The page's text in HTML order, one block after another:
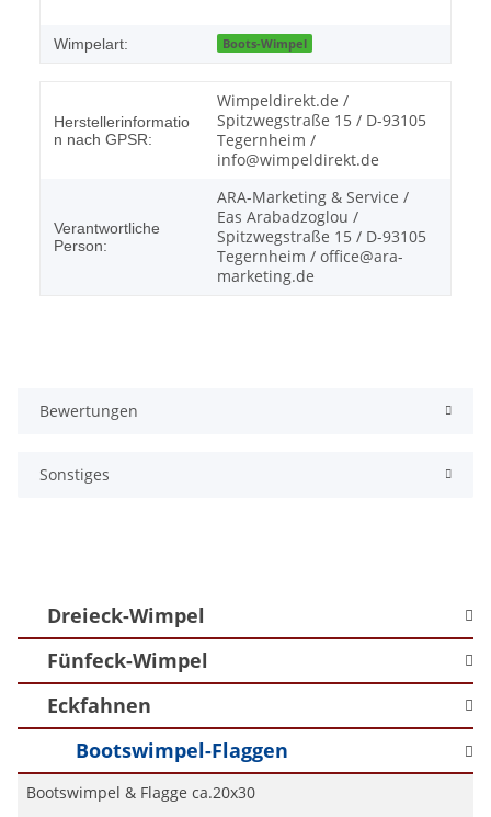
Wimpelart: Boots-Wimpel
Herstellerinformatio
n nach GPSR:
Wimpeldirekt.de /
Spitzwegstraße 15 / D-93105
Tegernheim /
info@wimpeldirekt.de
Verantwortliche
Person:
ARA-Marketing & Service /
Eas Arabadzoglou /
Spitzwegstraße 15 / D-93105
Tegernheim / office@ara-
marketing.de
Bewertungen
Sonstiges
Dreieck-Wimpel
Fünfeck-Wimpel
Eckfahnen
Bootswimpel-Flaggen
Bootswimpel & Flagge ca.20x30